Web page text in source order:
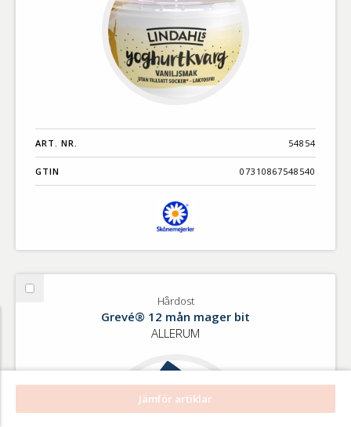
ART. NR. 54854
GTIN 07310867548540
Välj
Hårdost
Grevé® 12 mån mager bit
ALLERUM
Jämför artiklar